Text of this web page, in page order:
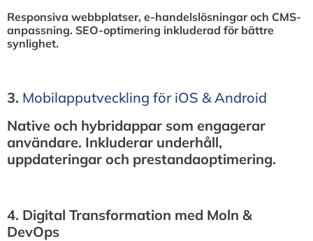
Responsiva webbplatser, e-handelslösningar och CMS-
anpassning. SEO-optimering inkluderad för bättre
synlighet.
3.⁠ ⁠Mobilapputveckling för iOS & Android
Native och hybridappar som engagerar
användare. Inkluderar underhåll,
uppdateringar och prestandaoptimering.
4.⁠ ⁠Digital Transformation med Moln &
DevOps